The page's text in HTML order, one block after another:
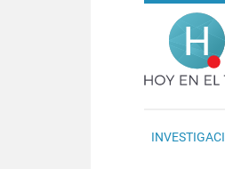
Pasar al contenido principal